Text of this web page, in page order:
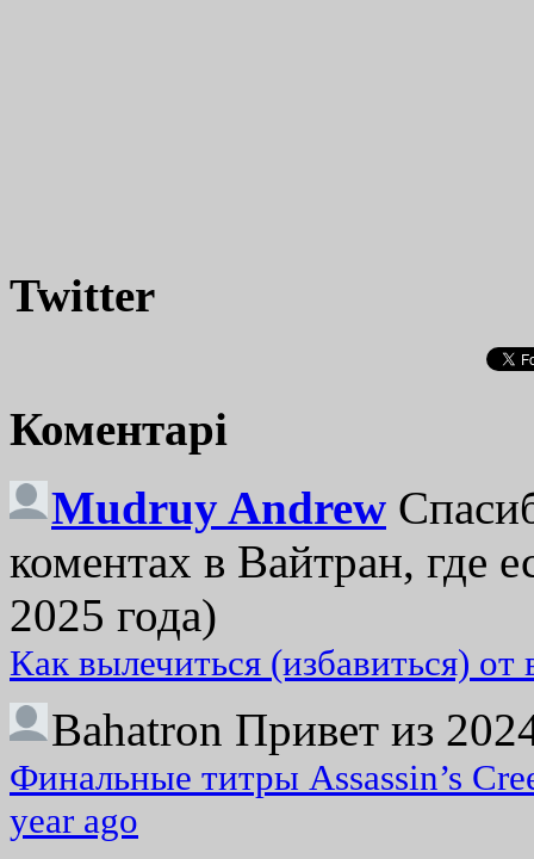
Twitter
Коментарі
Mudruy Andrew
коментах в Вайтран, где
2025 года)
Как вылечиться (избавиться)
Bahatron Привет из
Финальные титры Assassin’s
year ago